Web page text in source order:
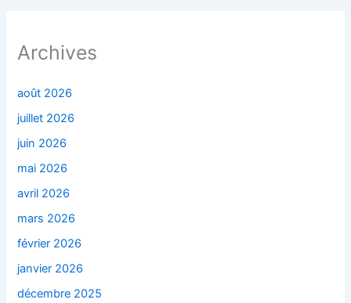
Archives
août 2026
juillet 2026
juin 2026
mai 2026
avril 2026
mars 2026
février 2026
janvier 2026
décembre 2025